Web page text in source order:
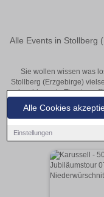
Alle Cookies
Einstellungen
Alle Events in Stollberg
Sie wollen wissen was
Stollberg (Erzgebirge)
inspirierende
Stollberg (Erzgebirge)